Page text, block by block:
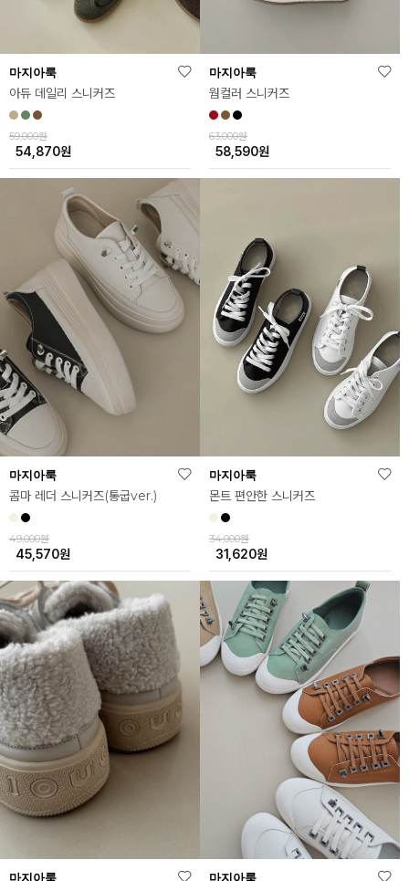
마지아룩
아듀 데일리 스니커즈
59,000원
54,870원
마지아룩
웜컬러 스니커즈
63,000원
58,590원
마지아룩
콤마 레더 스니커즈(통굽ver.)
49,000원
45,570원
마지아룩
몬트 편안한 스니커즈
34,000원
31,620원
마지아룩 마지아룩